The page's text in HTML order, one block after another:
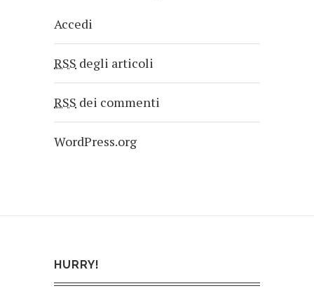
Accedi
RSS degli articoli
RSS dei commenti
WordPress.org
HURRY!